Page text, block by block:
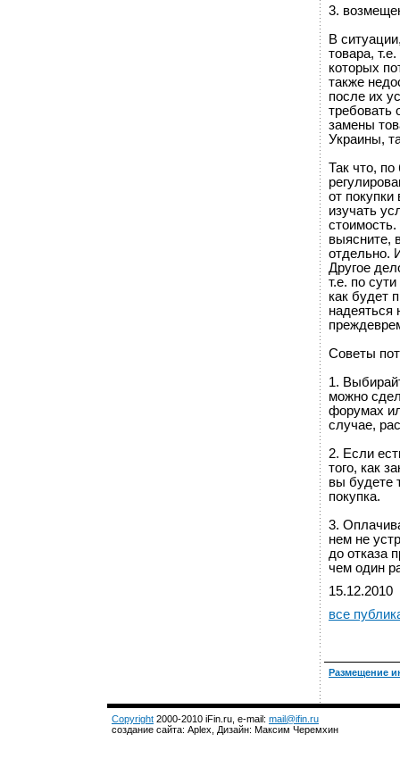
3.
В
товара,
которых
также
после их
требовать
замены
Украины,
Так что, по
от
изучать
стоимость.
выясните,
отдельно.
Другое
т.е. по
как будет
надеяться
Советы
1.
можно
форумах
случае,
2. Если
того, как
вы будете
покупка.
3.
нем не
до отказа
чем один
15.12.2010
все
Размещение
Copyright 2000-2010 iFin.ru, e-mail: mail@ifin.ru
создание сайта: Aplex, Дизайн: Максим Черемхин